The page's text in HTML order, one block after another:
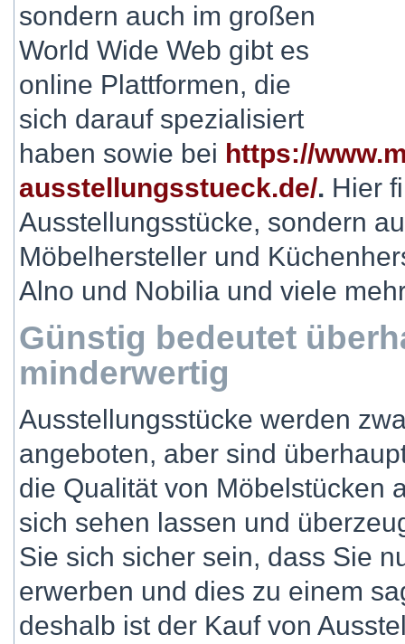
sondern auch im großen
World Wide Web gibt es
online Plattformen, die
sich darauf spezialisiert
haben sowie bei https://
ausstellungsstueck.de/. Hier
Ausstellungsstücke, sondern
Möbelhersteller und
Alno und Nobilia und viele
Günstig bedeutet
minderwertig
Ausstellungsstücke werden
angeboten, aber sind
die Qualität von Möbelstücken
sich sehen lassen und
Sie sich sicher sein, dass Sie
erwerben und dies zu einem
deshalb ist der Kauf von